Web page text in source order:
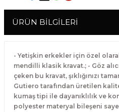
ÜRÜN BİLGİLERİ
- Yetişkin erkekler için özel
mendilli klasik kravat.; - Göz
çeken bu kravat, şıklığınızı
Gutiero tarafından üretilen
kumaş tipi ile dayanıklılık ve
polyester materyal bileşeni